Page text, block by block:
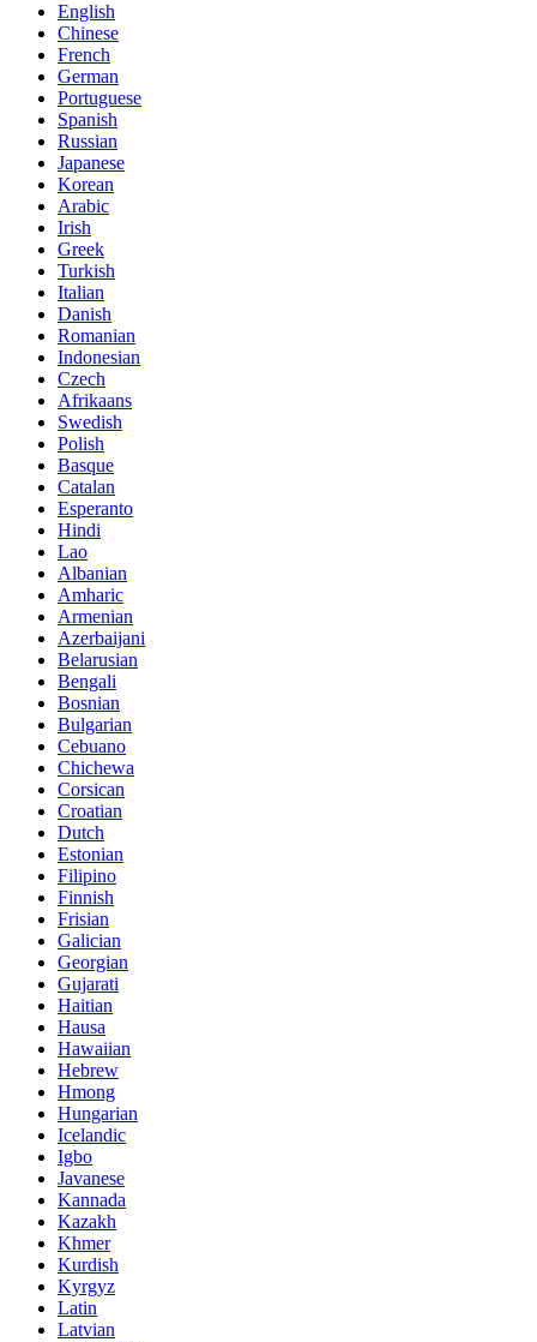
English
Chinese
French
German
Portuguese
Spanish
Russian
Japanese
Korean
Arabic
Irish
Greek
Turkish
Italian
Danish
Romanian
Indonesian
Czech
Afrikaans
Swedish
Polish
Basque
Catalan
Esperanto
Hindi
Lao
Albanian
Amharic
Armenian
Azerbaijani
Belarusian
Bengali
Bosnian
Bulgarian
Cebuano
Chichewa
Corsican
Croatian
Dutch
Estonian
Filipino
Finnish
Frisian
Galician
Georgian
Gujarati
Haitian
Hausa
Hawaiian
Hebrew
Hmong
Hungarian
Icelandic
Igbo
Javanese
Kannada
Kazakh
Khmer
Kurdish
Kyrgyz
Latin
Latvian